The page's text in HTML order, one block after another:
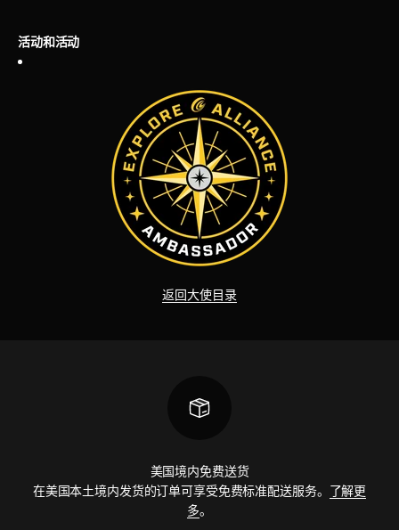
活动和活动
返回大使目录
美国境内免费送货
在美国本土境内发货的订单可享受免费标准配送服务。 了解更
多。